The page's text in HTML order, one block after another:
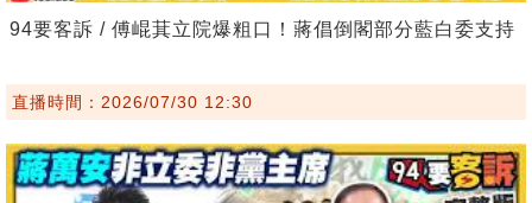
94要客訴 / 傅崐萁立院爆粗口！蔣倡倒閣部分藍白委支持
直播時間：2026/07/30 12:30